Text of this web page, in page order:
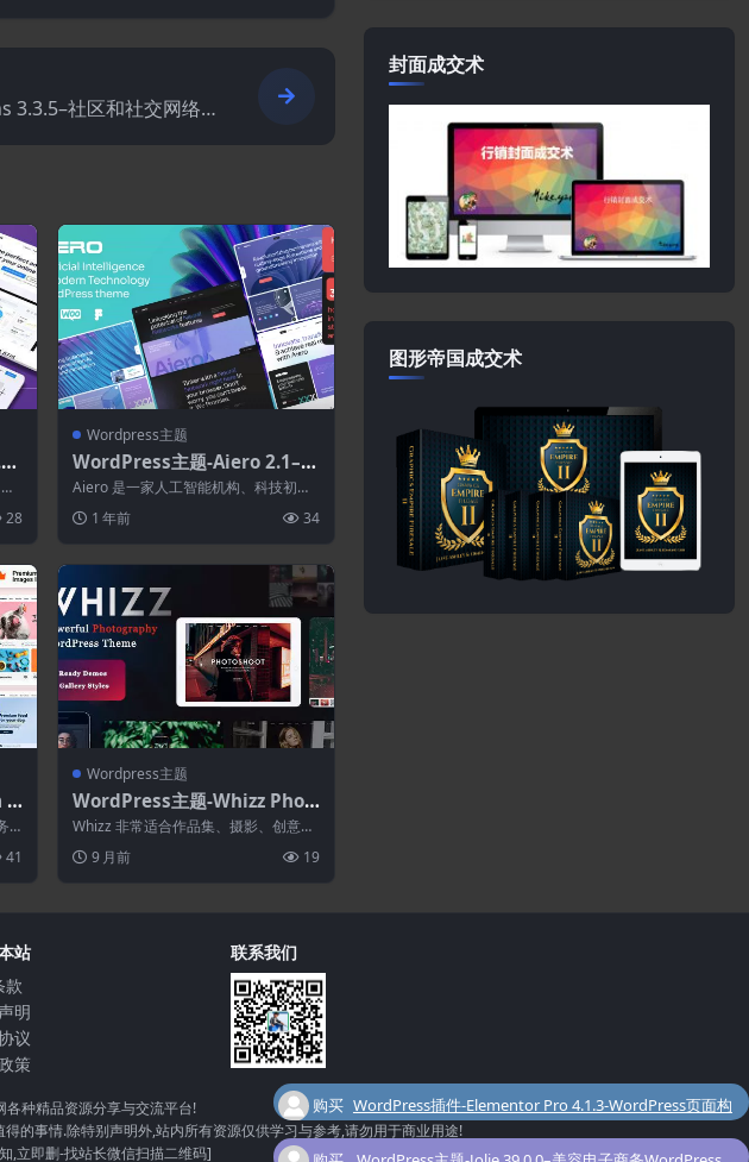
3.3.5–社区和社交网络B
28
Wordpress主题
WordPress主题-Aiero 2.1–AI
代理与技术WordPress主题
Aiero 是一家人工智能机构、科技初创
构、咨...
1 年前 34
3
41
Wordpress主题
WordPress主题-Whizz Phot
ography WordPress 2.4.3
Whizz 非常适合作品集、摄影、创意和
传作品...
9 月前 19
封面成交术
图形帝国成交术
站
款
明
议
策
联系我们
各种精品资源分享与交流平台!
的事情.除特别声明外,站内所有资源仅供学习与参考,请勿用于商业用途!
,立即删-找站长微信扫描二维码]
购买
了
WordPress插件-Elementor Pro 4.1.3-WordPress页面构
建器插件